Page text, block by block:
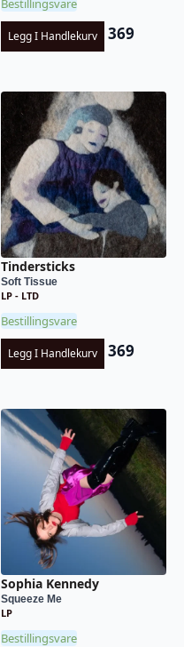
Bestillingsvare
Legg I Handlekurv 369
Tindersticks
Soft Tissue
LP - LTD
Bestillingsvare
Legg I Handlekurv 369
Sophia Kennedy
Squeeze Me
LP
Bestillingsvare